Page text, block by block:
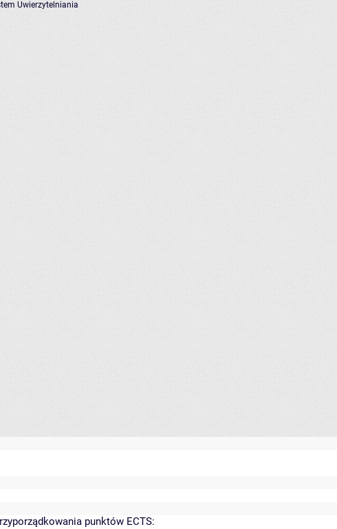
Uwierzytelniania
punktów ECTS: